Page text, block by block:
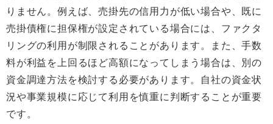
りません。例えば、売掛先の信用力が低い場合や、既に
売掛債権に担保権が設定されている場合には、ファクタ
リングの利用が制限されることがあります。また、手数
料が利益を上回るほど高額になってしまう場合は、別の
資金調達方法を検討する必要があります。自社の資金状
況や事業規模に応じて利用を慎重に判断することが重要
です。